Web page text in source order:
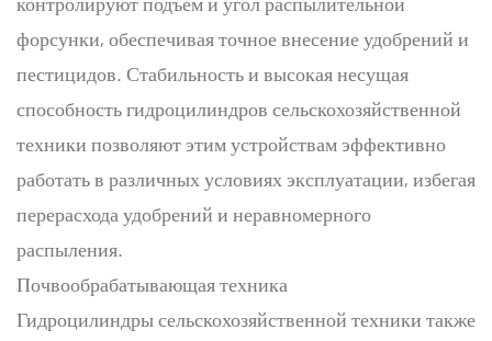
форсунки, обеспечивая точное внесение удобрений и
пестицидов. Стабильность и высокая несущая
способность гидроцилиндров сельскохозяйственной
техники позволяют этим устройствам эффективно
работать в различных условиях эксплуатации, избегая
перерасхода удобрений и неравномерного
распыления.
Почвообрабатывающая техника
Гидроцилиндры сельскохозяйственной техники также